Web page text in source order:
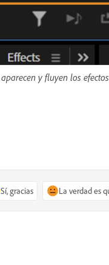
y fluyen los
Sí, gracias La verdad es